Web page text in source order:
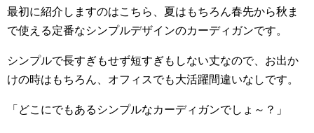
最初に紹介しますのはこちら、夏はもちろん春先から秋ま
で使える定番なシンプルデザインのカーディガンです。
シンプルで長すぎもせず短すぎもしない丈なので、お出か
けの時はもちろん、オフィスでも大活躍間違いなしです。
「どこにでもあるシンプルなカーディガンでしょ～？」